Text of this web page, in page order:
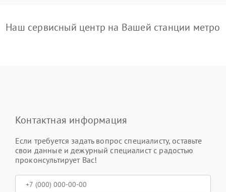
Наш сервисный центр на Вашей станции метро
Контактная информация
Если требуется задать вопрос специалисту, оставьте
свои данные и дежурный специалист с радостью
проконсультирует Вас!